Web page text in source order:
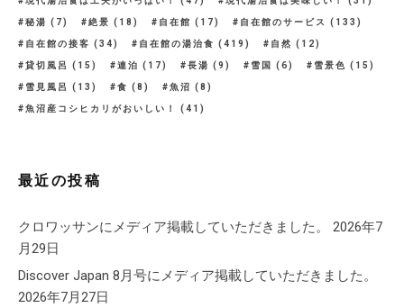
秘湯 (7) 絶景 (18) 自在館 (17) 自在館のサービス (133)
自在館の接客 (34) 自在館の湯治食 (419) 自然 (12)
貸切風呂 (15) 連泊 (17) 長湯 (9) 雪国 (6) 雪景色 (15)
雪見風呂 (13) 食 (8) 魚沼 (8)
魚沼産コシヒカリがおいしい！ (41)
最近の投稿
クロワッサンにメディア掲載していただきました。
2026年7
月29日
Discover Japan 8月号にメディア掲載していただきました。
2026年7月27日